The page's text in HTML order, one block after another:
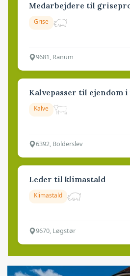
Medarbejdere til
Grise
9681, Ranum
Kalvepasser til ejendom
Kalve
6392, Bolderslev
Leder til klimastald
Klimastald
9670, Løgstør